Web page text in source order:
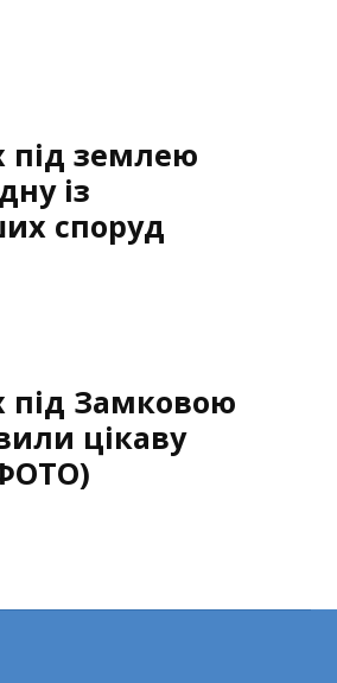
під землею
із
споруд
під Замковою
цікаву